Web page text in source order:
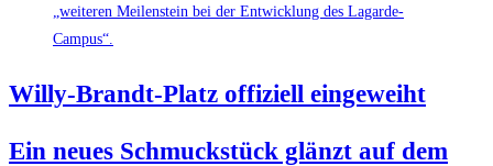
Wil­ly-Brandt-Platz offi­zi­ell eingeweiht
Ein neu­es Schmuck­stück glänzt auf dem